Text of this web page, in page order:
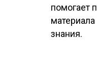
помогает
знания.